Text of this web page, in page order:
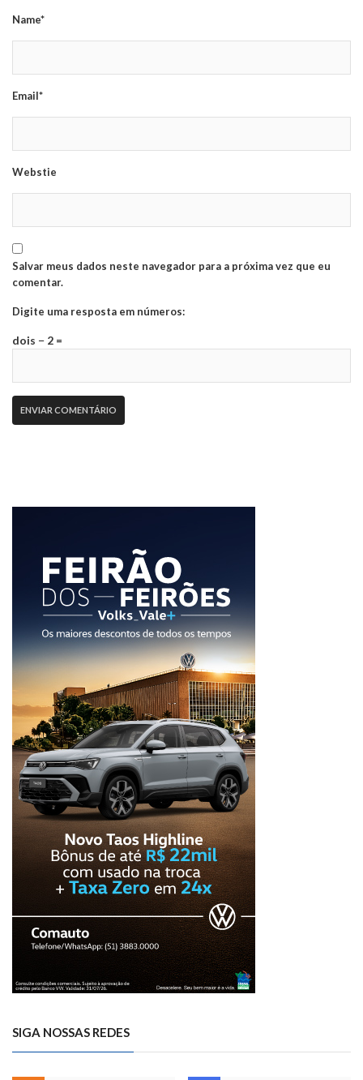
Name*
Email*
Webstie
Salvar meus dados neste navegador para a próxima vez que eu
comentar.
Digite uma resposta em números:
dois − 2 =
SIGA NOSSAS REDES